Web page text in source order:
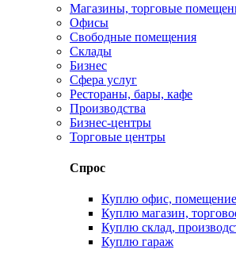
Магазины, торговые
Офисы
Свободные помещения
Склады
Бизнес
Сфера услуг
Рестораны, бары, кафе
Производства
Бизнес-центры
Торговые центры
Спрос
Куплю офис, помещение
Куплю магазин,
Куплю склад,
Куплю гараж